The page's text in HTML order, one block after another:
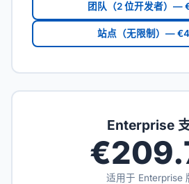
团队（2 位开发者）—
站点（无限制）—
Enterprise
适用于 Enterprise